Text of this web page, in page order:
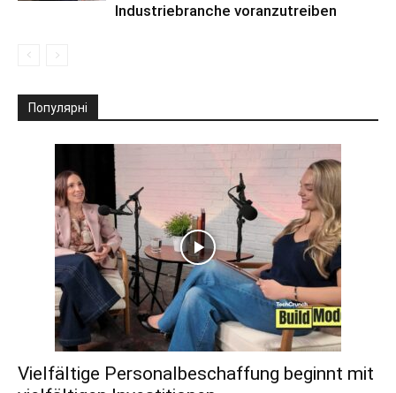
Industriebranche voranzutreiben
Популярні
Vielfältige Personalbeschaffung beginnt mit